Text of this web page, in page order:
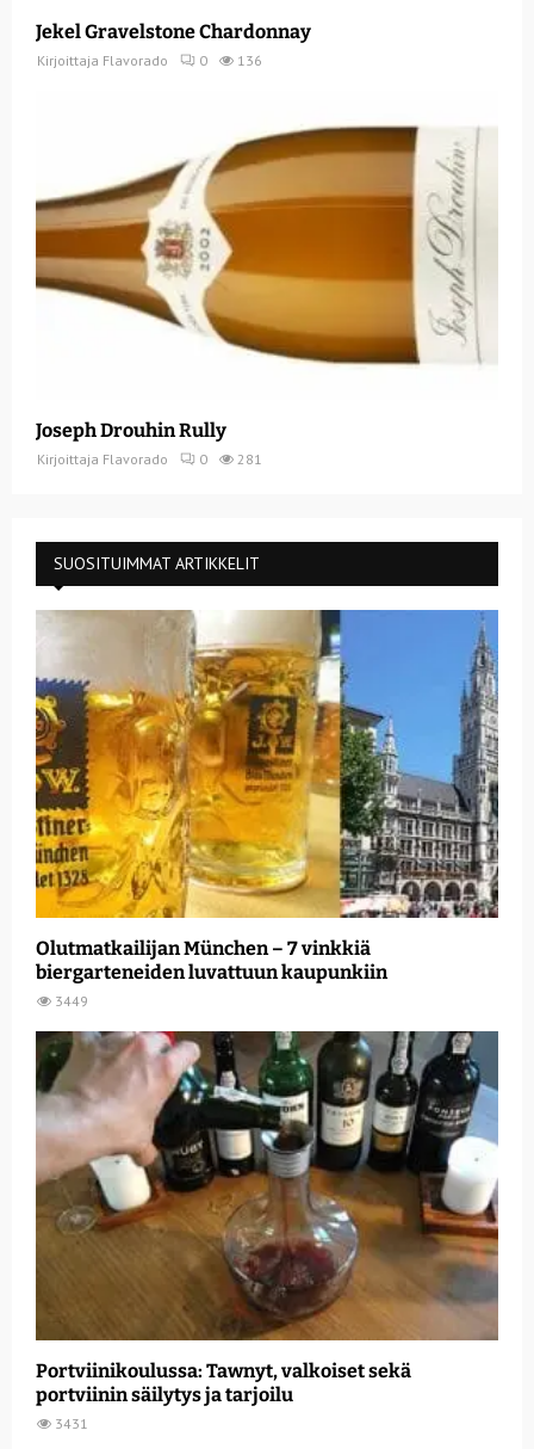
Jekel Gravelstone Chardonnay
Kirjoittaja Flavorado 0 136
Joseph Drouhin Rully
Kirjoittaja Flavorado 0 281
SUOSITUIMMAT ARTIKKELIT
Olutmatkailijan München – 7 vinkkiä
biergarteneiden luvattuun kaupunkiin
3449
Portviinikoulussa: Tawnyt, valkoiset sekä
portviinin säilytys ja tarjoilu
3431